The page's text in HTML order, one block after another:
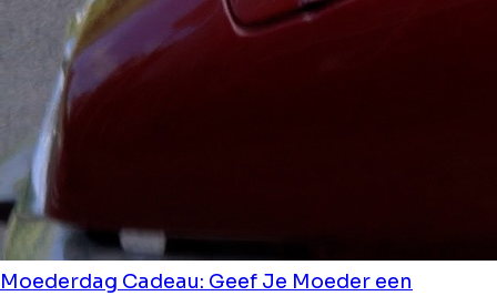
Moederdag Cadeau: Geef Je Moeder een